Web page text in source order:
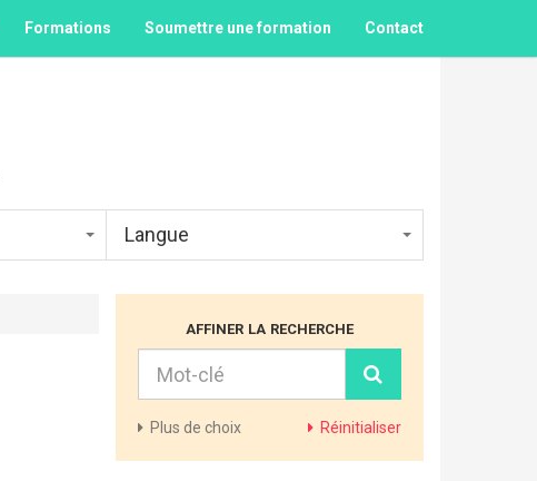
Formations Soumettre une formation Contact
Langue
affiner la recherche
Plus de choix Réinitialiser